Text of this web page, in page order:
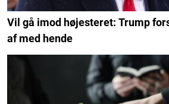
Vil gå imod højesteret: Trump
af med hende